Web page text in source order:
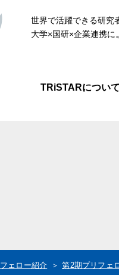
世界で活躍できる研究
大学×国研×企業連携に
TRiSTARについて
フェロー紹介 第2期プリフェ